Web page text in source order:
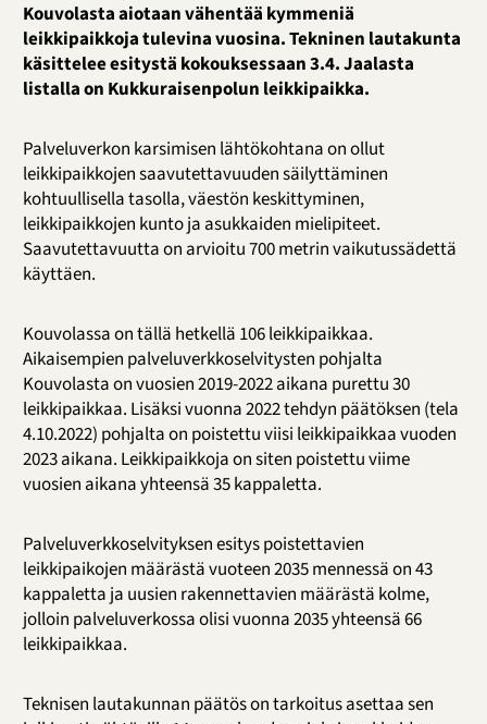
Kouvolasta aiotaan vähentää kymmeniä
leikkipaikkoja tulevina vuosina. Tekninen lautakunta
käsittelee esitystä kokouksessaan 3.4. Jaalasta
listalla on Kukkuraisenpolun leikkipaikka.
Palveluverkon karsimisen lähtökohtana on ollut
leikkipaikkojen saavutettavuuden säilyttäminen
kohtuullisella tasolla, väestön keskittyminen,
leikkipaikkojen kunto ja asukkaiden mielipiteet.
Saavutettavuutta on arvioitu 700 metrin vaikutussädettä
käyttäen.
Kouvolassa on tällä hetkellä 106 leikkipaikkaa.
Aikaisempien palveluverkkoselvitysten pohjalta
Kouvolasta on vuosien 2019-2022 aikana purettu 30
leikkipaikkaa. Lisäksi vuonna 2022 tehdyn päätöksen (tela
4.10.2022) pohjalta on poistettu viisi leikkipaikkaa vuoden
2023 aikana. Leikkipaikkoja on siten poistettu viime
vuosien aikana yhteensä 35 kappaletta.
Palveluverkkoselvityksen esitys poistettavien
leikkipaikojen määrästä vuoteen 2035 mennessä on 43
kappaletta ja uusien rakennettavien määrästä kolme,
jolloin palveluverkossa olisi vuonna 2035 yhteensä 66
leikkipaikkaa.
Teknisen lautakunnan päätös on tarkoitus asettaa sen